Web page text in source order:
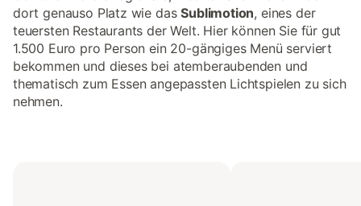
dort genauso Platz wie dasSublimotion, eines der
teuersten Restaurants der Welt. Hier können Sie für gut
1.500 Euro pro Person ein 20-gängiges Menü serviert
bekommen und dieses bei atemberaubenden und
thematisch zum Essen angepassten Lichtspielen zu sich
nehmen.